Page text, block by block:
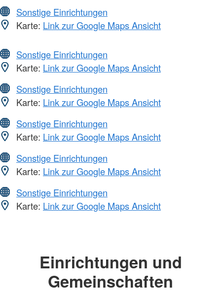
Sonstige Einrichtungen
Karte: Link zur Google Maps Ansicht
Sonstige Einrichtungen
Karte: Link zur Google Maps Ansicht
Sonstige Einrichtungen
Karte: Link zur Google Maps Ansicht
Sonstige Einrichtungen
Karte: Link zur Google Maps Ansicht
Sonstige Einrichtungen
Karte: Link zur Google Maps Ansicht
Sonstige Einrichtungen
Karte: Link zur Google Maps Ansicht
Einrichtungen und
Gemeinschaften